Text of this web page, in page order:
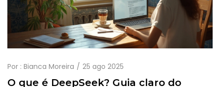
Por : Bianca Moreira 25 ago 2025
O que é DeepSeek? Guia claro do